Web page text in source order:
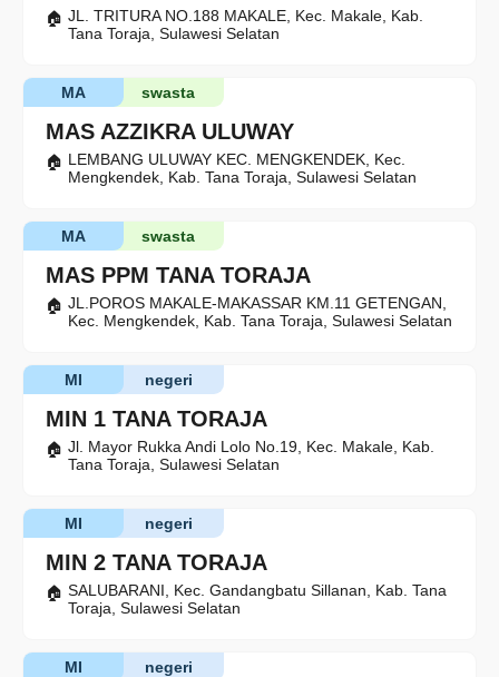
JL. TRITURA NO.188 MAKALE, Kec. Makale, Kab.
Tana Toraja, Sulawesi Selatan
MAS AZZIKRA ULUWAY
swasta
MA
LEMBANG ULUWAY KEC. MENGKENDEK, Kec.
Mengkendek, Kab. Tana Toraja, Sulawesi Selatan
MAS PPM TANA TORAJA
swasta
MA
JL.POROS MAKALE-MAKASSAR KM.11 GETENGAN,
Kec. Mengkendek, Kab. Tana Toraja, Sulawesi Selatan
MIN 1 TANA TORAJA
negeri
MI
Jl. Mayor Rukka Andi Lolo No.19, Kec. Makale, Kab.
Tana Toraja, Sulawesi Selatan
MIN 2 TANA TORAJA
negeri
MI
SALUBARANI, Kec. Gandangbatu Sillanan, Kab. Tana
Toraja, Sulawesi Selatan
negeri
MI